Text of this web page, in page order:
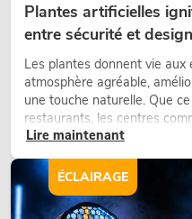
Plantes artificielles
entre sécurité et design
Les plantes donnent vie aux
atmosphère agréable,
une touche naturelle. Que
restaurants, les centres
bureaux ou sur les stands
qualité fait depuis
d’aménagement modernes.
Lire maintenant
ÉCLAIRAGE